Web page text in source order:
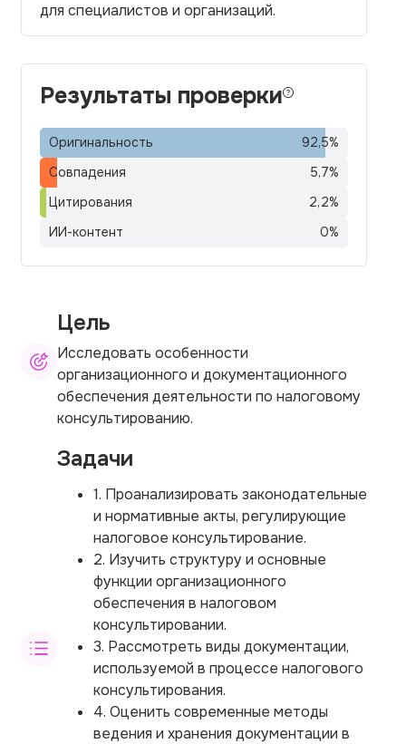
для специалистов и организаций.
Результаты проверки
Оригинальность 92,5%
Совпадения
5,7%
Цитирования
2,2%
ИИ-контент
0%
Цель
Исследовать особенности
организационного и документационного
обеспечения деятельности по налоговому
консультированию.
Задачи
1. Проанализировать законодательные
и нормативные акты, регулирующие
налоговое консультирование.
2. Изучить структуру и основные
функции организационного
обеспечения в налоговом
консультировании.
3. Рассмотреть виды документации,
используемой в процессе налогового
консультирования.
4. Оценить современные методы
ведения и хранения документации в